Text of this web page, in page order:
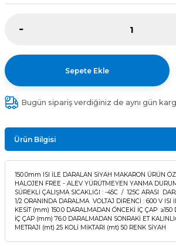
Sepete Ekle
Bugün sipariş verdiğiniz de aynı gün
Ürün Bilgisi
150.0mm ISI İLE DARALAN SİYAH MAKARON ÜRÜN
HALOJEN FREE - ALEV YÜRÜTMEYEN YANMA
SÜREKLİ ÇALIŞMA SICAKLIĞI : -45C / 125C ARASI
1/2 ORANINDA DARALMA VOLTAJ DİRENCİ : 600 V ISI
KESİT (mm) 150.0 DARALMADAN ÖNCEKİ İÇ ÇAP ≥150
İÇ ÇAP (mm) 76.0 DARALMADAN SONRAKİ ET
METRAJI (mt) 25 KOLİ MİKTARI (mt) 50 RENK SİYAH